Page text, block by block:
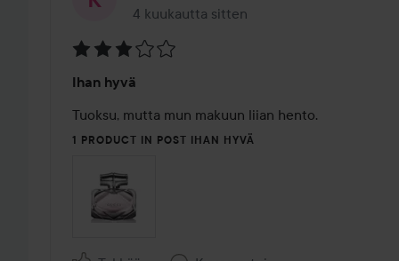
4 kuukautta sitten
Viesti luotiin 4 kuukautta sitten
3
/
5
Ihan hyvä
Tuoksu, mutta mun makuun liian hento.
1 PRODUCT IN POST IHAN HYVÄ